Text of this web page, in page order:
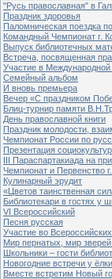
"Русь православная" в
Праздник здоровья
Паломническая поездка
Командный Чемпионат г.
Выпуск библиотечных
Встреча, посвященная
Участие в Международной
Семейный альбом
И вновь премьера
Вечер «С праздником
Блиц-турнир памяти
День православной книги
Праздник молодости,
Чемпионат России по
Презентация
III Параспартакиада на
Чемпионат и Первенство
Кулинарный эрудит
«Цветов таинственная
Библиотекари в гостях у
VI Всероссийский
Песня русская
Участие во
Мир пернатых, мир
Школьники – гости
Новогодние встречи у
Вместе встретим Новый